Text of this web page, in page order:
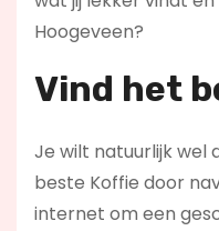
Hoogeveen?
Vind het
Je wilt natuurlijk wel
beste Koffie door
internet om een